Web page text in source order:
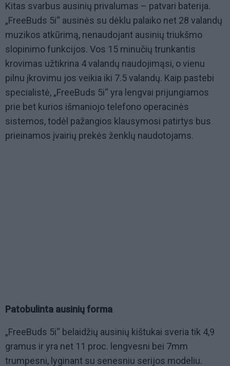
Kitas svarbus ausinių privalumas – patvari baterija.
„FreeBuds 5i“ ausinės su dėklu palaiko net 28 valandų
muzikos atkūrimą, nenaudojant ausinių triukšmo
slopinimo funkcijos. Vos 15 minučių trunkantis
krovimas užtikrina 4 valandų naudojimąsi, o vienu
pilnu įkrovimu jos veikia iki 7.5valandų. Kaip pastebi
specialistė, „FreeBuds 5i“ yra lengvai prijungiamos
prie bet kurios išmaniojo telefono operacinės
sistemos, todėl pažangios klausymosi patirtys bus
prieinamos įvairių prekės ženklų naudotojams.
Patobulinta ausinių forma
„FreeBuds 5i“ belaidžių ausinių kištukai sveria tik 4,9
gramus ir yra net 11 proc. lengvesni bei 7mm
trumpesni, lyginant su senesniu serijos modeliu.